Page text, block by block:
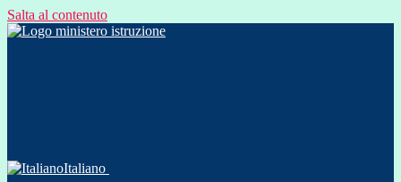
Salta al contenuto
Italiano